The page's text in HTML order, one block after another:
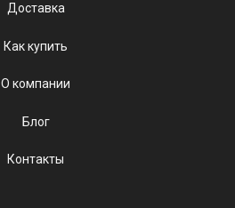
Доставка
Как купить
О компании
Блог
Контакты